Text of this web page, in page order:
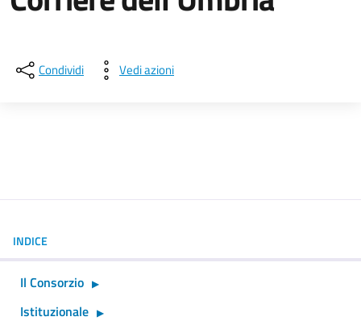
Condividi Vedi azioni
INDICE
Il Consorzio
Istituzionale